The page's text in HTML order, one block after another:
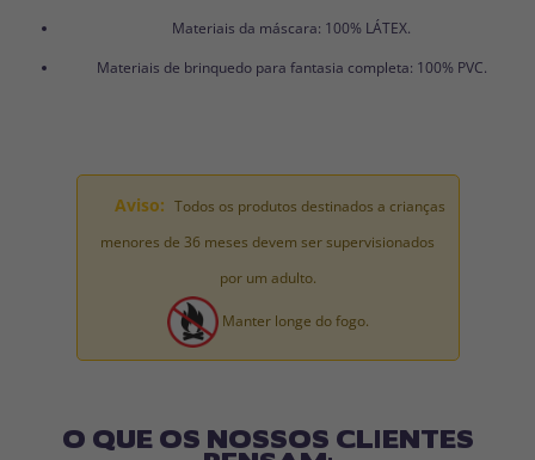
Materiais da máscara: 100% LÁTEX.
Materiais de brinquedo para fantasia completa: 100% PVC.
Aviso: Todos os produtos destinados a crianças
menores de 36 meses devem ser supervisionados
por um adulto.
Manter longe do fogo.
O QUE OS NOSSOS CLIENTES